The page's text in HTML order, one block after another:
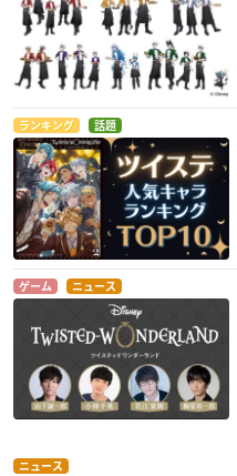
ランキング 話題
ゲーム ニュース
ニュース